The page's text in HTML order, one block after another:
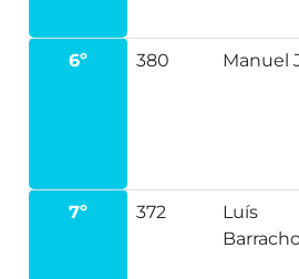
6º 380 Manuel
7º 372
Luís